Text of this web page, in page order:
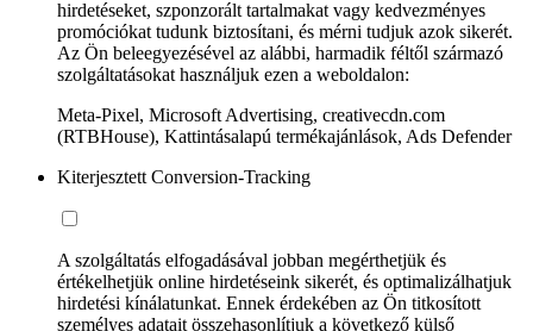
hirdetéseket, szponzorált tartalmakat vagy kedvezményes
promóciókat tudunk biztosítani, és mérni tudjuk azok sikerét.
Az Ön beleegyezésével az alábbi, harmadik féltől származó
szolgáltatásokat használjuk ezen a weboldalon:
Meta-Pixel, Microsoft Advertising, creativecdn.com
(RTBHouse), Kattintásalapú termékajánlások, Ads Defender
Kiterjesztett Conversion-Tracking
A szolgáltatás elfogadásával jobban megérthetjük és
értékelhetjük online hirdetéseink sikerét, és optimalizálhatjuk
hirdetési kínálatunkat. Ennek érdekében az Ön titkosított
személyes adatait összehasonlítjuk a következő külső